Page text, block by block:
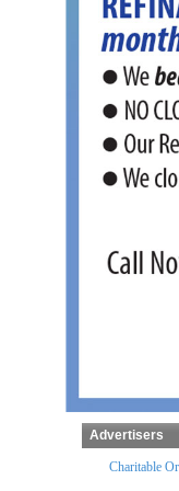
Advertisers